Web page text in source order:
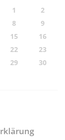
1
2
8
9
15
16
22
23
29
30